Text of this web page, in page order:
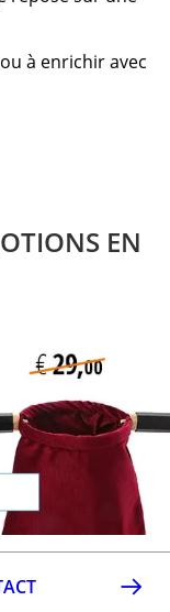
à enrichir avec
EN